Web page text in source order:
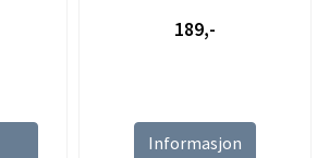
189,-
Informasjon